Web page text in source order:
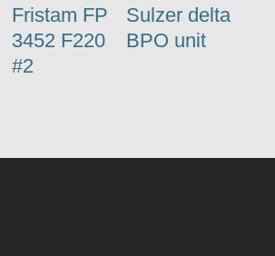
Fristam FP
3452 F220
#2
Sulzer delta
BPO unit